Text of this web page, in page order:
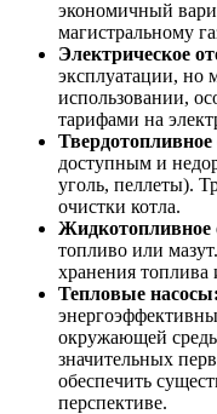
экономичный
магистральному
Электрическое
эксплуатации, но
использовании,
тарифами на
Твердотопливное
доступным и
уголь, пеллеты).
очистки котла.
Жидкотопливное
топливо или
хранения топлива
Тепловые насосы:
окружающей
значительных
обеспечить
перспективе.